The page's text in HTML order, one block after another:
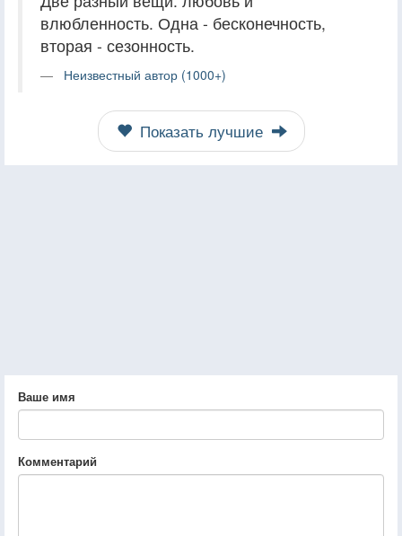
влюбленность. Одна - бесконечность,
вторая - сезонность.
Неизвестный автор (1000+)
Показать лучшие
Ваше имя
Комментарий